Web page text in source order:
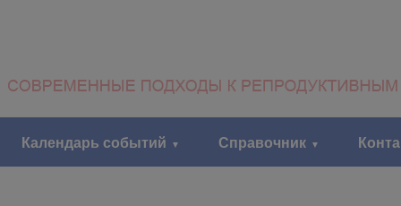
Календарь событий Справочник